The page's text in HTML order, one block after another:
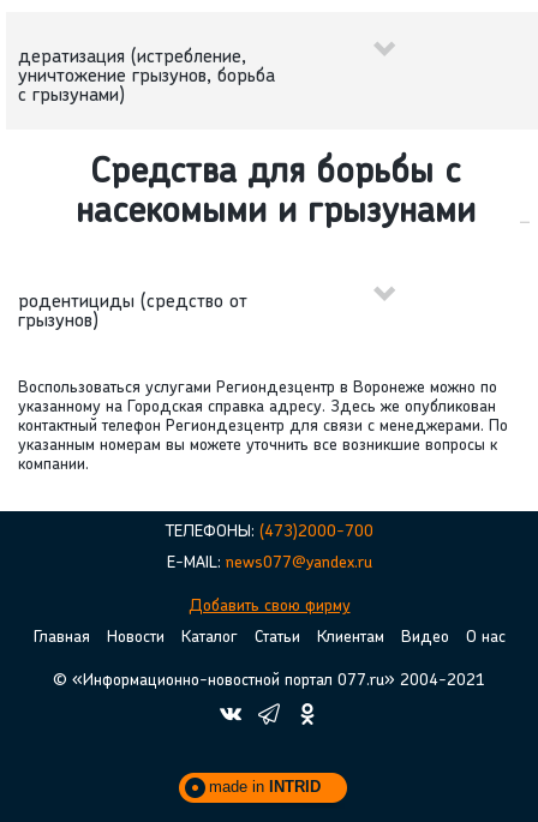
дератизация (истребление,
уничтожение грызунов, борьба
с грызунами)
Средства для борьбы с
насекомыми и грызунами
родентициды (средство от
грызунов)
Воспользоваться услугами Региондезцентр в Воронеже можно по
указанному на Городская справка адресу. Здесь же опубликован
контактный телефон Региондезцентр для связи с менеджерами. По
указанным номерам вы можете уточнить все возникшие вопросы к
компании.
ТЕЛЕФОНЫ: (473)2000-700
E-MAIL: news077@yandex.ru
Добавить свою фирму
Главная
Новости Каталог Статьи Клиентам Видео О нас
© «Информационно-новостной портал 077.ru» 2004-2021
made in INTRID